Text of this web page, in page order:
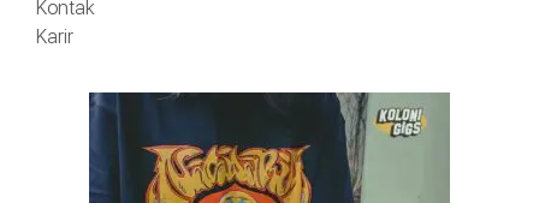
Kontak
Karir